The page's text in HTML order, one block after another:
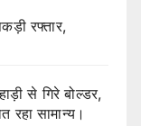
रफ्तार,
से गिरे बोल्डर,
रहा सामान्य।